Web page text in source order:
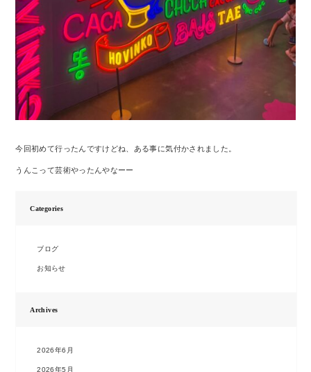
今回初めて行ったんですけどね、ある事に気付かされました。
うんこって芸術やったんやなーー
Categories
ブログ
お知らせ
Archives
2026年6月
2026年5月